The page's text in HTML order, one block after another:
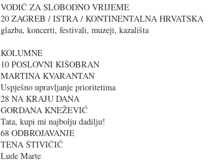
VODIČ ZA SLOBODNO VRIJEME
20 ZAGREB / ISTRA / KONTINENTALNA HRVATSKA
glazba, koncerti, festivali, muzeji, kazališta
KOLUMNE
10 POSLOVNI KIŠOBRAN
MARTINA KVARANTAN
Uspješno upravljanje prioritetima
28 NA KRAJU DANA
GORDANA KNEŽEVIĆ
Tata, kupi mi najbolju dadilju!
68 ODBROJAVANJE
TENA ŠTIVIČIĆ
Lude Marte